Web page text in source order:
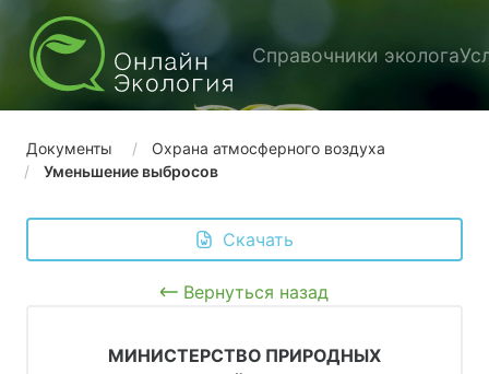
Справочники эколога
Документы
Охрана атмосферного воздуха
Уменьшение выбросов
Скачать
Вернуться назад
МИНИСТЕРСТВО ПРИРОДНЫХ